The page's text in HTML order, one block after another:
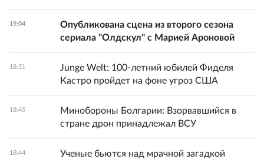
19:04
Опубликована сцена из второго сезона
сериала "Олдскул" с Марией Ароновой
18:51
Junge Welt: 100-летний юбилей Фиделя
Кастро пройдет на фоне угроз США
18:45
Минобороны Болгарии: Взорвавшийся в
стране дрон принадлежал ВСУ
18:44
Ученые бьются над мрачной загадкой